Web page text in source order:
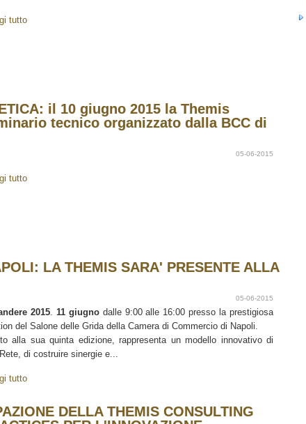
tutto
il 10 giugno 2015 la Themis
tecnico organizzato dalla BCC di
05-06-2015
tutto
LA THEMIS SARA' PRESENTE ALLA
05-06-2015
2015. 11 giugnodalle 9:00 alle 16:00 presso la prestigiosa
del Salone delle Grida della Camera di Commercio di Napoli.
alla sua quinta edizione, rappresenta un modello innovativo di
di costruire sinergie e...
tutto
DELLA THEMIS CONSULTING